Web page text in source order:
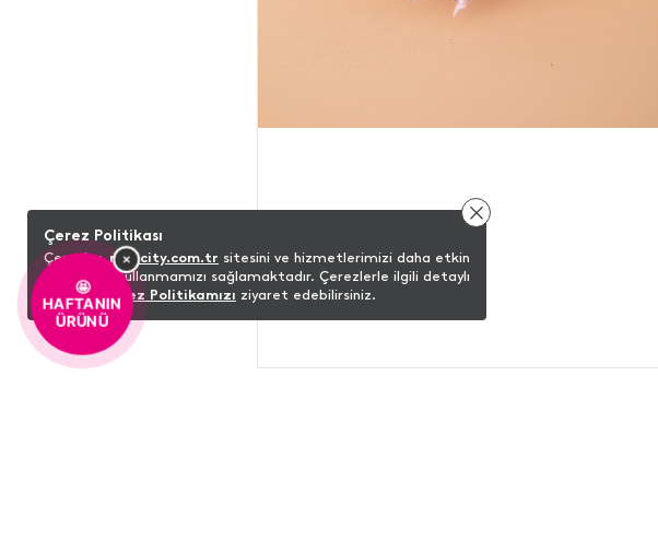
🤩
HAFTANIN
ÜRÜNÜ
×
Çerez Politikası
Çerezler,minicity.com.tr sitesini ve hizmetlerimizi daha etkin
bir şekilde kullanmamızı sağlamaktadır. Çerezlerle ilgili detaylı
bilgi içinÇerez Politikamızı ziyaret edebilirsiniz.